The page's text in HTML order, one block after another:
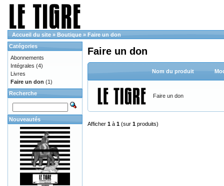
Accueil du site » Boutique » Faire un don
Faire un don
Nom du produit
Faire un don
Afficher 1 à 1 (sur 1 produits)
Catégories
Abonnements
Intégrales (4)
Livres
Faire un don (1)
Recherche
Nouveautés